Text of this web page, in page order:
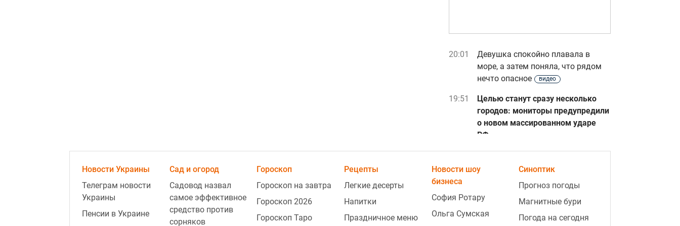
20:01
Девушка спокойно плавала в
море, а затем поняла, что рядом
нечто опасное
видео
19:51
Целью станут сразу несколько
городов: мониторы предупредили
о новом массированном ударе
РФ
причина популярности белых
19:21
Колебания достигли почти шести
баллов: магнитная буря красного
уровня накрыла Землю
Новости Украины
Телеграм новости
Украины
Пенсии в Украине
Сад и огород
Садовод назвал
самое эффективное
средство против
сорняков
Гороскоп
Гороскоп на завтра
Гороскоп 2026
Гороскоп Таро
Рецепты
Легкие десерты
Напитки
Праздничное меню
Новости шоу
бизнеса
София Ротару
Ольга Сумская
Синоптик
Прогноз погоды
Магнитные бури
Погода на сегодня